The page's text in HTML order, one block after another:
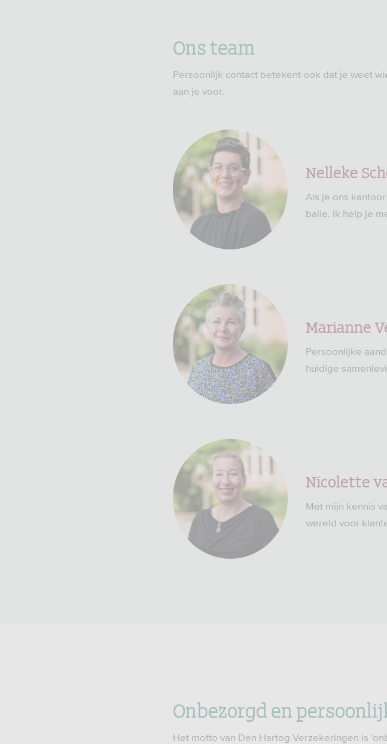
Ons team
Persoonlijk contact betekent ook dat je weet
aan je voor.
Nelleke
Als je ons
balie. Ik help je
Marianne
Persoonlijke
huidige
Nicolette
Met mijn kennis
wereld voor
Onbezorgd en
Het motto van Den Hartog Verzekeringen is